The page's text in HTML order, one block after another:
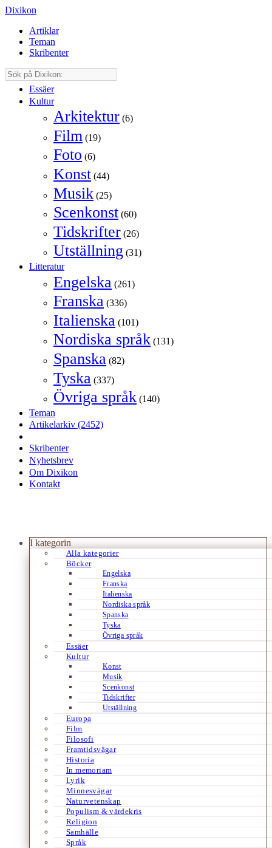
Dixikon
Artiklar
Teman
Skribenter
Essäer
Kultur
Arkitektur (6)
Film (19)
Foto (6)
Konst (44)
Musik (25)
Scenkonst (60)
Tidskrifter (26)
Utställning (31)
Litteratur
Engelska (261)
Franska (336)
Italienska (101)
Nordiska språk (131)
Spanska (82)
Tyska (337)
Övriga språk (140)
Teman
Artikelarkiv (2452)
Skribenter
Nyhetsbrev
Om Dixikon
Kontakt
I kategorin
Alla kategorier
Böcker
Engelska
Franska
Italienska
Nordiska språk
Spanska
Tyska
Övriga språk
Essäer
Kultur
Konst
Musik
Scenkonst
Tidskrifter
Utställning
Europa
Film
Filosofi
Framtidsvägar
Historia
In memoriam
Lyrik
Minnesvägar
Naturvetenskap
Populism & värdekris
Religion
Samhälle
Språk